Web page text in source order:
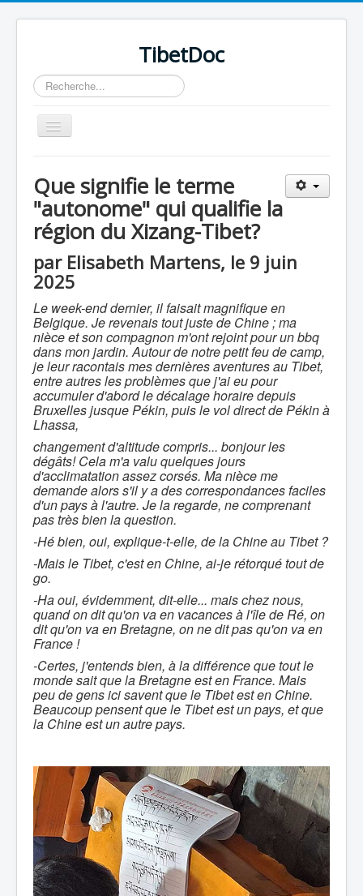
TibetDoc
Rechercher
Basculer
la
Que signifie le terme
"autonome" qui qualifie la
région du Xizang-Tibet?
par Elisabeth Martens, le 9 juin
2025
Le week-end dernier, il faisait magnifique en
Belgique. Je revenais tout juste de Chine ; ma
nièce et son compagnon m'ont rejoint pour un bbq
dans mon jardin. Autour de notre petit feu de camp,
je leur racontais mes dernières aventures au Tibet,
entre autres les problèmes que j'ai eu pour
accumuler d'abord le décalage horaire depuis
Bruxelles jusque Pékin, puis le vol direct de Pékin à
Lhassa,
changement d'altitude compris... bonjour les
dégâts! Cela m'a valu quelques jours
d'acclimatation assez corsés. Ma nièce me
demande alors s'il y a des correspondances faciles
d'un pays à l'autre. Je la regarde, ne comprenant
pas très bien la question.
-Hé bien, oui, explique-t-elle, de la Chine au Tibet ?
-Mais le Tibet, c'est en Chine, ai-je rétorqué tout de
go.
-Ha oui, évidemment, dit-elle... mais chez nous,
quand on dit qu'on va en vacances à l'île de Ré, on
dit qu'on va en Bretagne, on ne dit pas qu'on va en
France !
-Certes, j'entends bien, à la différence que tout le
monde sait que la Bretagne est en France. Mais
peu de gens ici savent que le Tibet est en Chine.
Beaucoup pensent que le Tibet est un pays, et que
la Chine est un autre pays.